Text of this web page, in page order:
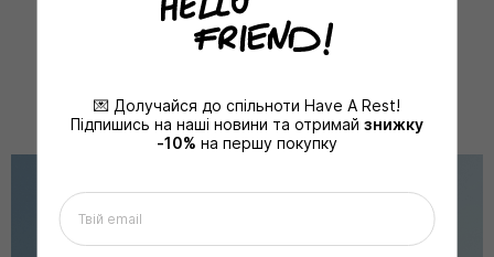
ДЕТАЛЬНІШЕ
💌 Долучайся до спільноти Have A Rest!
Підпишись на наші новини та отримай знижку
-10% на першу покупку